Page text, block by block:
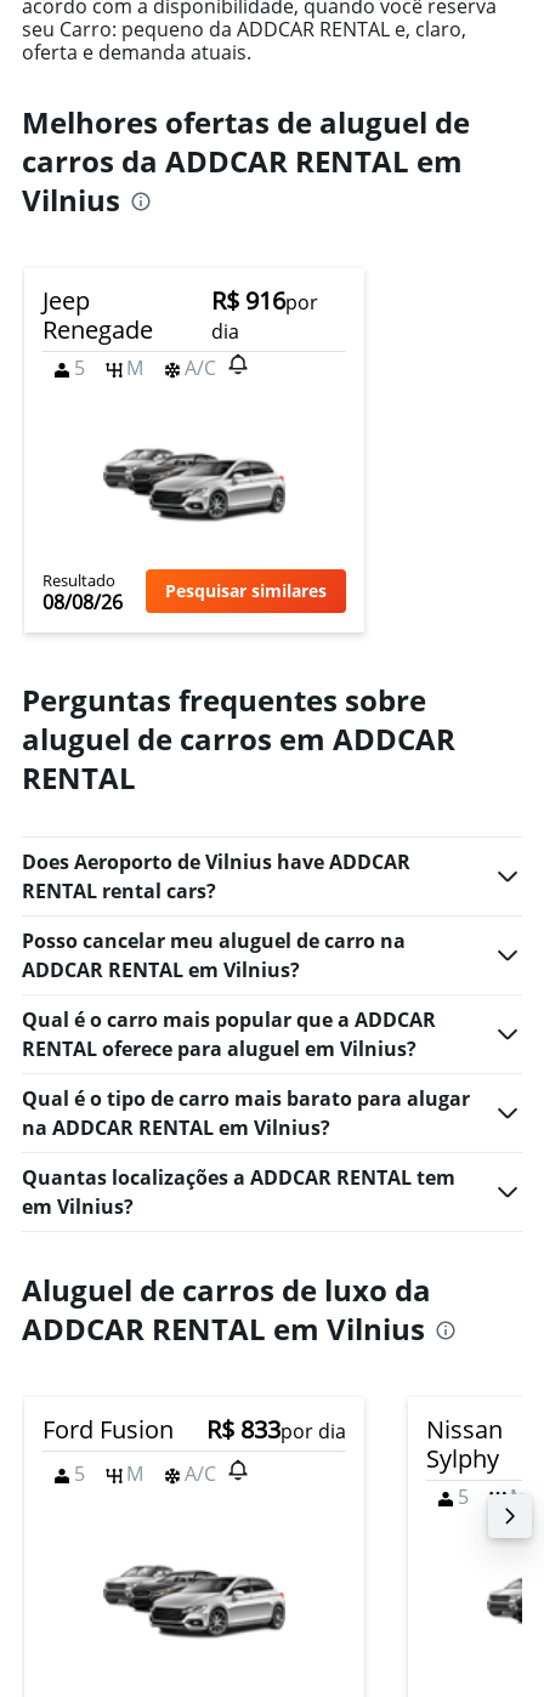
Y
axis
displaying
Range:
0
to
600.
acordo com a disponibilidade, quando você reserva
seu Carro: pequeno da ADDCAR RENTAL e, claro,
oferta e demanda atuais.
Melhores ofertas de aluguel de
carros da ADDCAR RENTAL em
Vilnius
Jeep
Renegade
R$ 916por
dia
5
M A/C
Resultado
08/08/26 Pesquisar similares
Perguntas frequentes sobre
aluguel de carros em ADDCAR
RENTAL
Does Aeroporto de Vilnius have ADDCAR
RENTAL rental cars?
Posso cancelar meu aluguel de carro na
ADDCAR RENTAL em Vilnius?
Qual é o carro mais popular que a ADDCAR
RENTAL oferece para aluguel em Vilnius?
Qual é o tipo de carro mais barato para alugar
na ADDCAR RENTAL em Vilnius?
Quantas localizações a ADDCAR RENTAL tem
em Vilnius?
Aluguel de carros de luxo da
ADDCAR RENTAL em Vilnius
Ford Fusion R$ 833por dia
5
M A/C
Nissan
Sylphy
5 M